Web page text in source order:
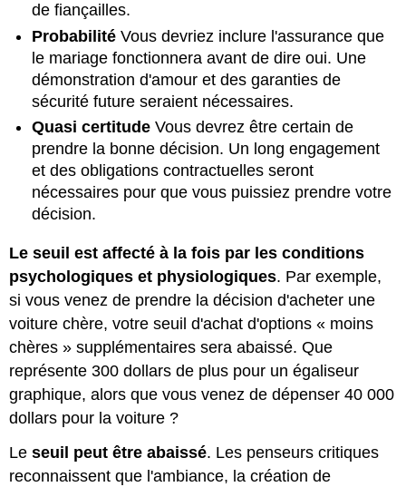
de fiançailles.
Probabilité Vous devriez inclure l'assurance que
le mariage fonctionnera avant de dire oui. Une
démonstration d'amour et des garanties de
sécurité future seraient nécessaires.
Quasi certitude Vous devrez être certain de
prendre la bonne décision. Un long engagement
et des obligations contractuelles seront
nécessaires pour que vous puissiez prendre votre
décision.
Le seuil est affecté à la fois par les conditions
psychologiques et physiologiques. Par exemple,
si vous venez de prendre la décision d'acheter une
voiture chère, votre seuil d'achat d'options « moins
chères » supplémentaires sera abaissé. Que
représente 300 dollars de plus pour un égaliseur
graphique, alors que vous venez de dépenser 40 000
dollars pour la voiture ?
Leseuil peut être abaissé. Les penseurs critiques
reconnaissent que l'ambiance, la création de